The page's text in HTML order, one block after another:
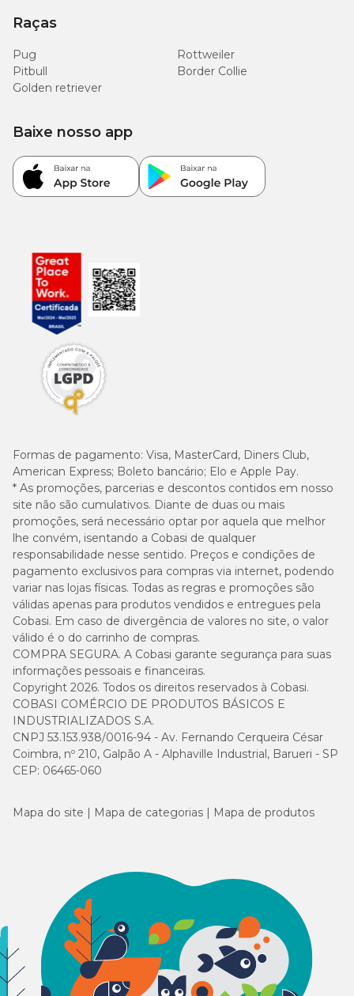
Colina (mín.)
DL-Metionina (mín.)
Ferro (mín.)
Iodo (mín.)
L-Treonina (mín.)
L Glutamina (mín.)
L-Lisina (mín.)
Lactobacillus acidophilus (mín.)
7x10
UFC/g
Lactobacillus casei (mín.)
3,4x10
Lactobacillus lactis (mín.)
2x107
UFC/g
Mananoligossacarídeo (mín.)
4.087
mg/kg
Manganês (mín.)
424
Niacina (mín.)
Saccharomyces cerevisiae (mín.)
Selênio (mín.) 38 mg/kg
Triptofano (mín.)
1.188
mg/kg
Vitamina A (mín.)
350.000
UI/Kg
Raças
Pug
Rottweiler
Pitbull
Border Collie
Golden retriever
Formas de pagamento: Visa, MasterCard, Diners Club,
American Express; Boleto bancário; Elo e Apple Pay.
* As promoções, parcerias e descontos contidos em nosso
site não são cumulativos. Diante de duas ou mais
promoções, será necessário optar por aquela que melhor
lhe convém, isentando a Cobasi de qualquer
responsabilidade nesse sentido. Preços e condições de
pagamento exclusivos para compras via internet, podendo
variar nas lojas físicas. Todas as regras e promoções são
válidas apenas para produtos vendidos e entregues pela
Cobasi. Em caso de divergência de valores no site, o valor
válido é o do carrinho de compras.
COMPRA SEGURA. A Cobasi garante segurança para suas
informações pessoais e financeiras.
Copyright 2026. Todos os direitos reservados à Cobasi.
COBASI COMÉRCIO DE PRODUTOS BÁSICOS E
INDUSTRIALIZADOS S.A.
CNPJ 53.153.938/0016-94 - Av. Fernando Cerqueira César
Coimbra, nº 210, Galpão A - Alphaville Industrial, Barueri - SP
CEP: 06465-060
Baixe nosso app
Mapa do site Mapa de categorias Mapa de produtos